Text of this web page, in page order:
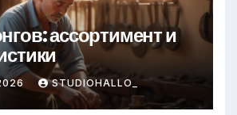
ассортимент и
STUDIOHALLO_